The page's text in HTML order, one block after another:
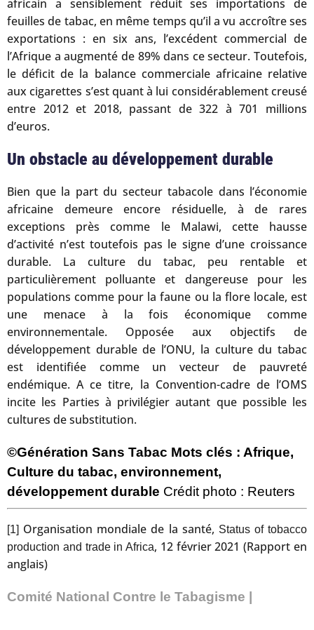
africain a sensiblement réduit ses importations de
feuilles de tabac, en même temps qu’il a vu accroître ses
exportations : en six ans, l’excédent commercial de
l’Afrique a augmenté de 89% dans ce secteur. Toutefois,
le déficit de la balance commerciale africaine relative
aux cigarettes s’est quant à lui considérablement creusé
entre 2012 et 2018, passant de 322 à 701 millions
d’euros.
Un obstacle au développement durable
Bien que la part du secteur tabacole dans l’économie
africaine demeure encore résiduelle, à de rares
exceptions près comme le Malawi, cette hausse
d’activité n’est toutefois pas le signe d’une croissance
durable. La culture du tabac, peu rentable et
particulièrement polluante et dangereuse pour les
populations comme pour la faune ou la flore locale, est
une menace à la fois économique comme
environnementale. Opposée aux objectifs de
développement durable de l’ONU, la culture du tabac
est identifiée comme un vecteur de pauvreté
endémique. A ce titre, la Convention-cadre de l’OMS
incite les Parties à privilégier autant que possible les
cultures de substitution.
©Génération Sans Tabac Mots clés : Afrique,
Culture du tabac, environnement,
développement durable Crédit photo : Reuters
[1] Organisation mondiale de la santé, Status of tobacco
production and trade in Africa, 12 février 2021 (Rapport en
anglais)
Comité National Contre le Tabagisme |